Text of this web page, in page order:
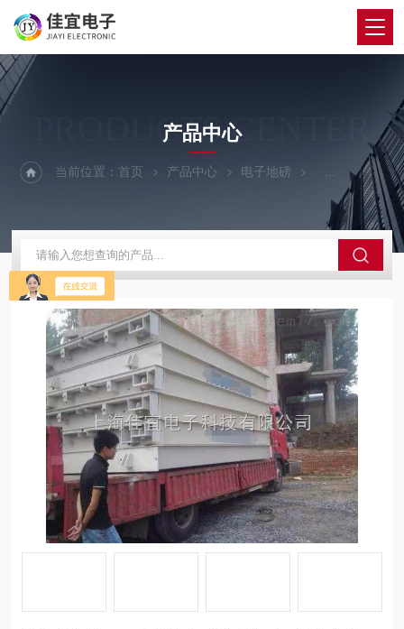
PRODUCTS CENTER
产品中心
当前位置：首页 产品中心 电子地磅 200吨地磅